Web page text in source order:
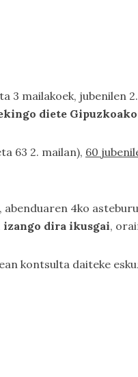
3 mailakoek,
diete
63 2. mailan), 60
abenduaren 4ko
dira ikusgai,
kontsulta daiteke